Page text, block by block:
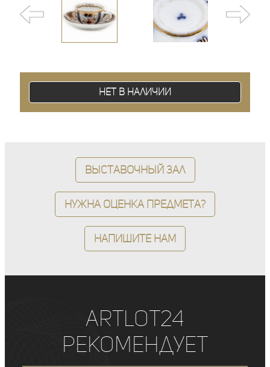
Нет в наличии
Выставочный зал
Нужна оценка предмета?
Напишите нам
ArtLot24
рекомендует